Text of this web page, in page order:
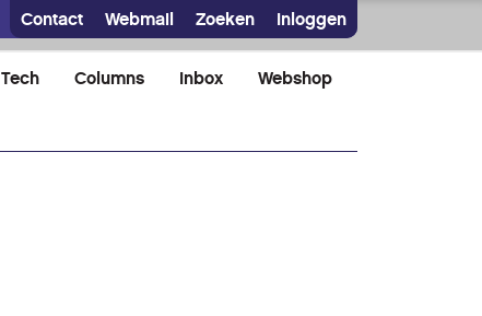
Contact Webmail Zoeken Inloggen
Tech Columns Inbox Webshop